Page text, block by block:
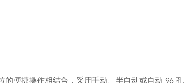
的便捷操作相结合，采用手动、半自动或自动 96 孔